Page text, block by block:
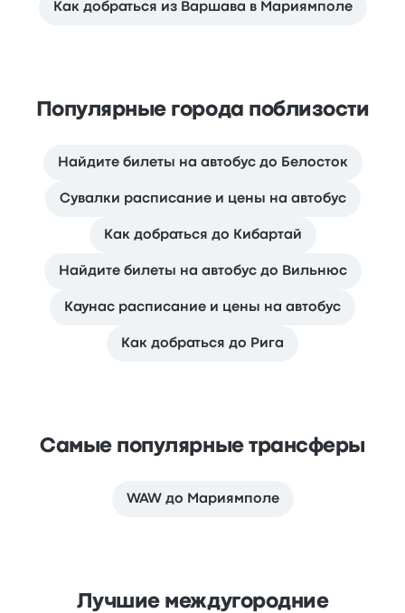
Как добраться из Варшава в Мариямполе
Популярные города поблизости
Найдите билеты на автобус до Белосток
Сувалки расписание и цены на автобус
Как добраться до Кибартай
Найдите билеты на автобус до Вильнюс
Каунас расписание и цены на автобус
Как добраться до Рига
Самые популярные трансферы
WAW до Мариямполе
Лучшие междугородние